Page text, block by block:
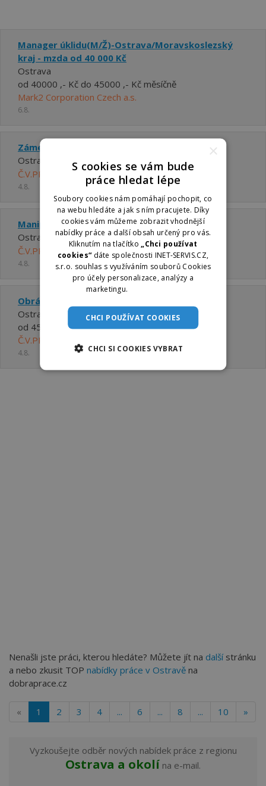
Manager úklidu(M/Ž)-Ostrava/Moravskoslezský
kraj - mzda od 40 000 Kč
Ostrava
od 40000 ,- Kč do 45000 ,- Kč měsíčně
Mark2 Corporation Czech a.s.
6.8.
Zámečník
Ostrava - Hrabová
Č.V.PROTOTYP s.r.o.
4.8.
Manipulant interní logistiky
Ostrava - Hrabová
Č.V.PROTOTYP s.r.o.
4.8.
Obráběč kovů - frézař CNC
Ostrava - Hrabová
od 45000 ,- Kč měsíčně
Č.V.PROTOTYP s.r.o.
4.8.
Nenašli jste práci, kterou hledáte? Můžete jít na dalšístránku
a nebo zkusit TOP nabídky práce v Ostravě na
dobraprace.cz
« 1 2 3 4 ... 6 ... 8 ... 10 »
Vyzkoušejte odběr nových nabídek práce z regionu
Ostrava a okolí na e-mail.
×
S cookies se vám bude
práce hledat lépe
Soubory cookies nám pomáhají pochopit, co
na webu hledáte a jak s ním pracujete. Díky
cookies vám můžeme zobrazit vhodnější
nabídky práce a další obsah určený pro vás.
Kliknutím na tlačítko
„Chci používat
cookies“ dáte společnosti INET-SERVIS.CZ,
s.r.o. souhlas s využíváním souborů Cookies
pro účely personalizace, analýzy a
marketingu.
CHCI POUŽÍVAT COOKIES
CHCI SI COOKIES VYBRAT